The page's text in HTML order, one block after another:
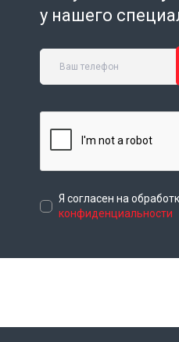
у нашего
Я согласен на
конфиденциальности